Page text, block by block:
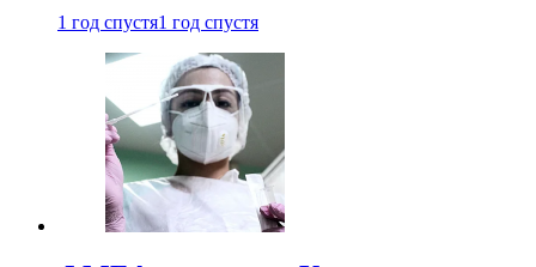
1 год спустя1 год спустя